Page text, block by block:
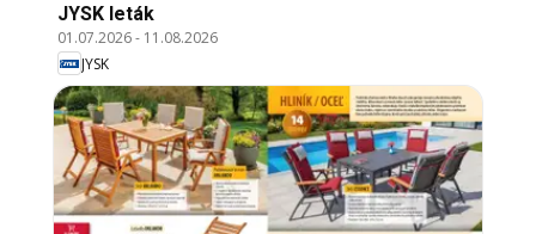
JYSK leták
01.07.2026- 11.08.2026
JYSK